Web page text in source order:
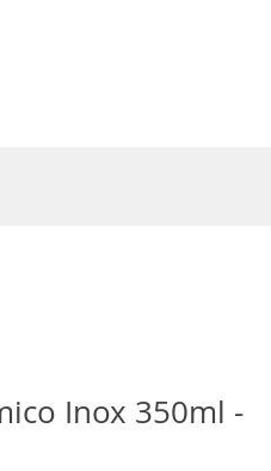
Inox 350ml -